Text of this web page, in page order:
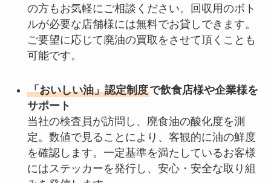
の方もお気軽にご相談ください。回収用のボト
ルが必要な店舗様には無料でお貸しできます。
ご要望に応じて廃油の買取をさせて頂くことも
可能です。
「おいしい油」認定制度で飲食店様や企業様を
サポート
当社の検査員が訪問し、廃食油の酸化度を測
定。数値で見ることにより、客観的に油の鮮度
を確認します。一定基準を満たしているお客様
にはステッカーを発行し、安心・安全な取り組